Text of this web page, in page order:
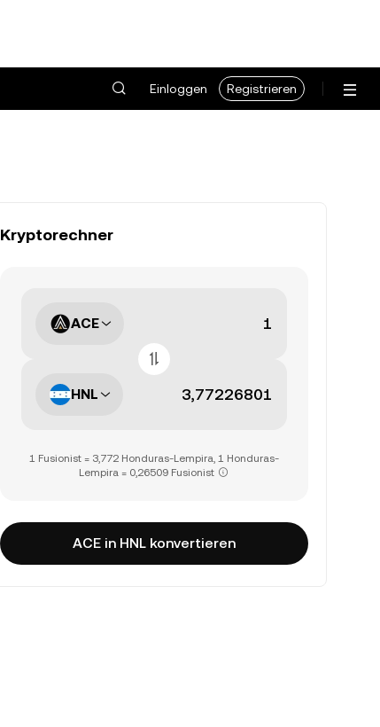
Einloggen Registrieren
Kryptorechner
ACE
HNL
1 Fusionist = 3,772 Honduras-Lempira, 1 Honduras-
Lempira = 0,26509 Fusionist
ACE in HNL konvertieren